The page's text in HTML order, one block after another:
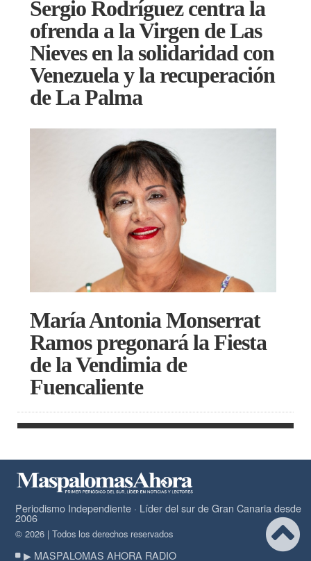
Sergio Rodríguez centra la
ofrenda a la Virgen de Las
Nieves en la solidaridad con
Venezuela y la recuperación
de La Palma
María Antonia Monserrat
Ramos pregonará la Fiesta
de la Vendimia de
Fuencaliente
Periodismo Independiente · Líder del sur de Gran Canaria desde
2006
© 2026 | Todos los derechos reservados
▶ MASPALOMAS AHORA RADIO